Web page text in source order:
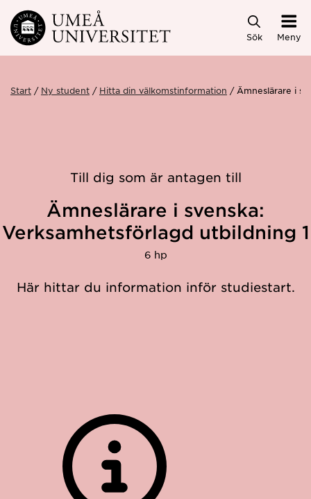
Hoppa direkt till innehållet
Sök Meny
Start Ny student Hitta din välkomstinformation Ämneslärare i
Till dig som är antagen till
Ämneslärare i svenska:
Verksamhetsförlagd utbildning 1
6 hp
Här hittar du information inför studiestart.